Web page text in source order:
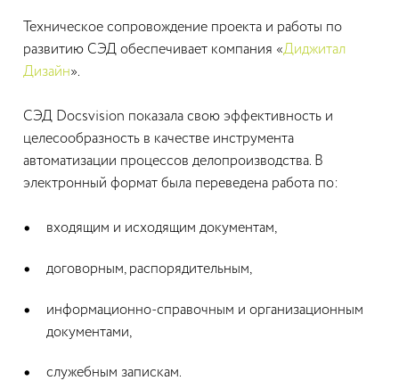
Техническое сопровождение проекта и работы по
развитию СЭД обеспечивает компания «Диджитал
Дизайн».
СЭД Docsvision показала свою эффективность и
целесообразность в качестве инструмента
автоматизации процессов делопроизводства. В
электронный формат была переведена работа по:
входящим и исходящим документам,
договорным, распорядительным,
информационно-справочным и организационным
документами,
служебным запискам.